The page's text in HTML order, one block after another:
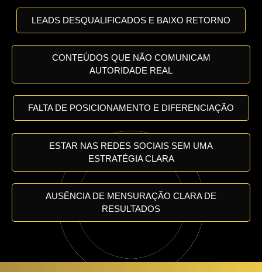
LEADS DESQUALIFICADOS E BAIXO RETORNO
CONTEÚDOS QUE NÃO COMUNICAM
AUTORIDADE REAL
FALTA DE POSICIONAMENTO E DIFERENCIAÇÃO
ESTAR NAS REDES SOCIAIS SEM UMA
ESTRATÉGIA CLARA
AUSÊNCIA DE MENSURAÇÃO CLARA DE
RESULTADOS